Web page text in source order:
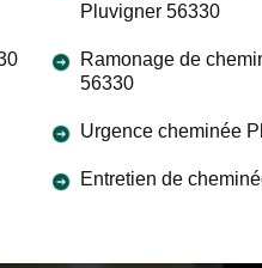
Pluvigner 56330
Ramonage de
56330
Urgence cheminée
Entretien de